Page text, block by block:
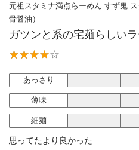
元祖スタミナ満点らーめん すず鬼
骨醤油）
ガツンと系の宅麺らしい
あっさり
薄味
細麺
思ってたより良かった